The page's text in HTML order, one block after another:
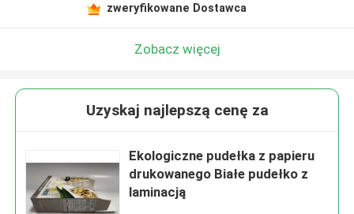
zweryfikowane Dostawca
Zobacz więcej
Uzyskaj najlepszą cenę za
Ekologiczne pudełka z papieru
drukowanego Białe pudełko z
laminacją